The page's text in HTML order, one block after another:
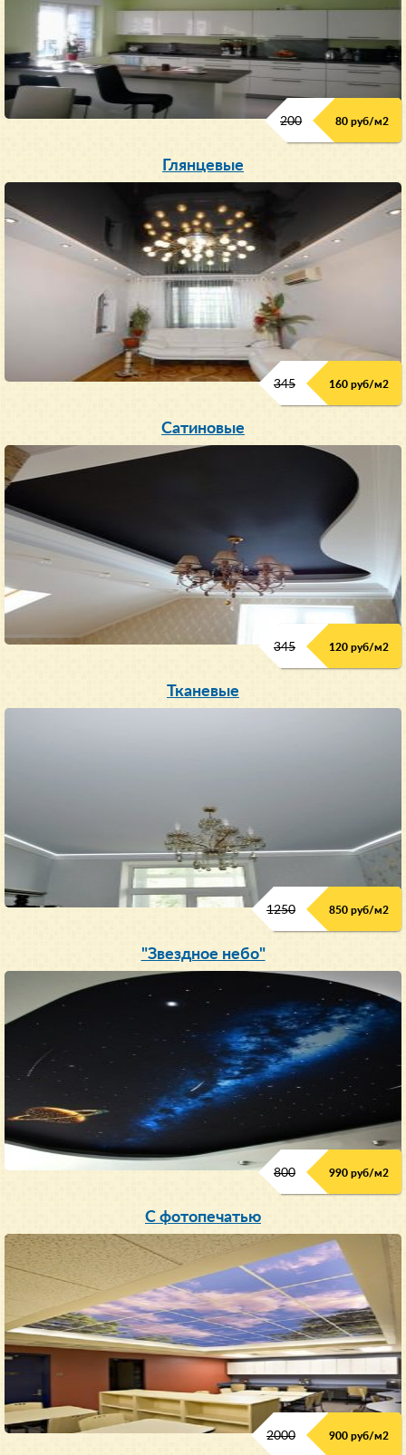
200 80 руб/м2
Глянцевые
345 160 руб/м2
Сатиновые
345 120 руб/м2
Тканевые
1250 850 руб/м2
"Звездное небо"
800 990 руб/м2
С фотопечатью
2000 900 руб/м2